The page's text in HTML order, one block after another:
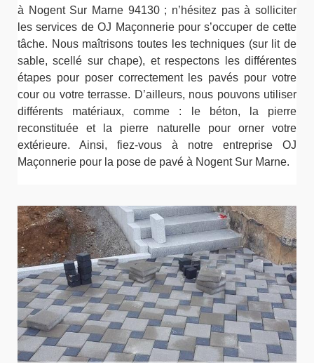
à Nogent Sur Marne 94130 ; n’hésitez pas à solliciter
les services de OJ Maçonnerie pour s’occuper de cette
tâche. Nous maîtrisons toutes les techniques (sur lit de
sable, scellé sur chape), et respectons les différentes
étapes pour poser correctement les pavés pour votre
cour ou votre terrasse. D’ailleurs, nous pouvons utiliser
différents matériaux, comme : le béton, la pierre
reconstituée et la pierre naturelle pour orner votre
extérieure. Ainsi, fiez-vous à notre entreprise OJ
Maçonnerie pour la pose de pavé à Nogent Sur Marne.